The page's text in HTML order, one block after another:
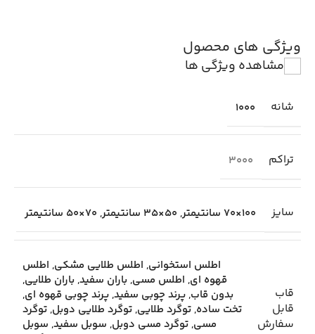
ویژگی های محصول
مشاهده ویژگی ها
شانه 1000
تراکم 3000
سایز 100×70 سانتیمتر , 50×35 سانتیمتر , 70×50 سانتیمتر
قاب
قابل
سفارش
اطلس استخوانی, اطلس طلایی مشکی, اطلس
قهوه ای, اطلس مسی,باران سفید,باران طلایی,
بدون قاب,پرند چوبی سفید,پرند چوبی قهوه ای,
تخت ساده,توگرد طلایی,توگرد طلایی دوبل,توگرد
مسی,توگرد مسی دوبل, سوبل سفید, سوبل